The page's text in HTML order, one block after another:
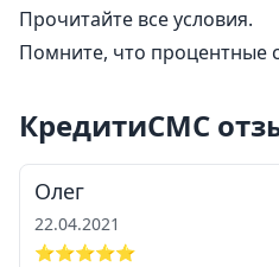
Прочитайте все условия.
Помните, что процентные
КредитиCMC
Олег
22.04.2021
⭐⭐⭐⭐⭐